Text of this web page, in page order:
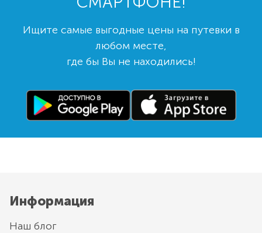
Ищите самые выгодные цены на путевки в
любом месте,
где бы Вы не находились!
Информация
Наш блог